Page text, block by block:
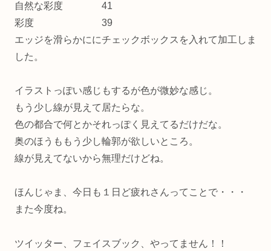
自然な彩度 41
彩度 39
エッジを滑らかににチェックボックスを入れて加工しま
した。
イラストっぽい感じもするが色が微妙な感じ。
もう少し線が見えて居たらな。
色の都合で何とかそれっぽく見えてるだけだな。
奥のほうももう少し輪郭が欲しいところ。
線が見えてないから無理だけどね。
ほんじゃま、今日も１日ど疲れさんってことで・・・
また今度ね。
ツイッター、フェイスブック、やってません！！